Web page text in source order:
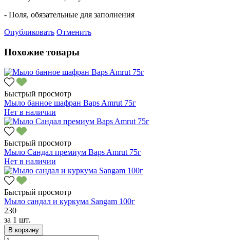
- Поля, обязательные для заполнения
Опубликовать Отменить
Похожие товары
Быстрый просмотр
Мыло банное шафран Baps Amrut 75г
Нет в наличии
Быстрый просмотр
Мыло Сандал премиум Baps Amrut 75г
Нет в наличии
Быстрый просмотр
Мыло сандал и куркума Sangam 100г
230
за 1 шт.
В корзину